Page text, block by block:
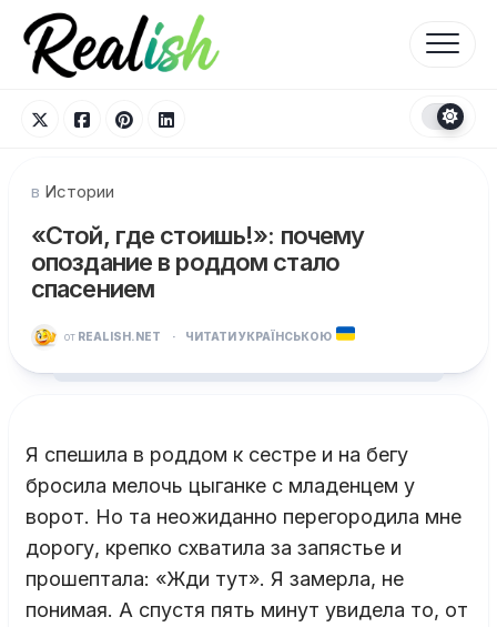
Перейти
содержанию
в Истории
«Стой, где стоишь!»: почему
опоздание в роддом стало
спасением
от REALISH.NET · ЧИТАТИ УКРАЇНСЬКОЮ
Я спешила в роддом к сестре и на бегу
бросила мелочь цыганке с младенцем у
ворот. Но та неожиданно перегородила мне
дорогу, крепко схватила за запястье и
прошептала: «Жди тут». Я замерла, не
понимая. А спустя пять минут увидела то, от